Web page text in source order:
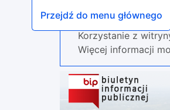
Przejdź do menu głównego
Nasza strona
Korzystanie z
Więcej informacji